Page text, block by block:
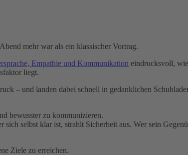
mehr war als ein klassischer Vortrag.
Empathie und Kommunikation eindrucksvoll,
liegt.
– und landen dabei schnell in gedanklichen
bewusster zu kommunizieren.
selbst klar ist, strahlt Sicherheit aus. Wer sein
Ziele zu erreichen.